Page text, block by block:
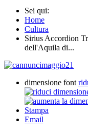
Sei qui:
Home
Cultura
Sirius Accordion
dell'Aquila di...
dimensione font
Stampa
Email